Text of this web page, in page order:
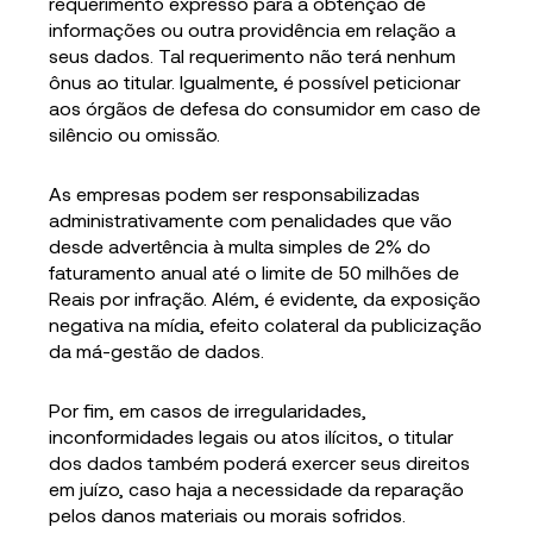
informações ou outra providência em relação a
seus dados. Tal requerimento não terá nenhum
ônus ao titular. Igualmente, é possível peticionar
aos órgãos de defesa do consumidor em caso de
silêncio ou omissão.
As empresas podem ser responsabilizadas
administrativamente com penalidades que vão
desde advertência à multa simples de 2% do
faturamento anual até o limite de 50 milhões de
Reais por infração. Além, é evidente, da exposição
negativa na mídia, efeito colateral da publicização
da má-gestão de dados.
Por fim, em casos de irregularidades,
inconformidades legais ou atos ilícitos, o titular
dos dados também poderá exercer seus direitos
em juízo, caso haja a necessidade da reparação
pelos danos materiais ou morais sofridos.